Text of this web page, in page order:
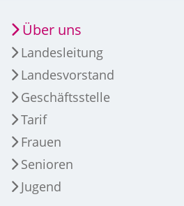
Über uns
Landesleitung
Landesvorstand
Geschäftsstelle
Tarif
Frauen
Senioren
Jugend